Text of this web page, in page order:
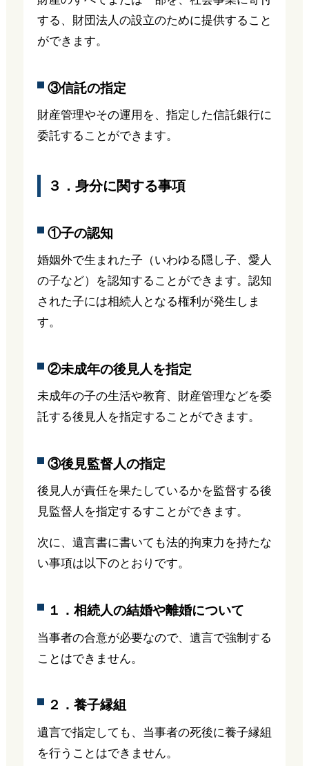
する、財団法人の設立のために提供すること
ができます。
③信託の指定
財産管理やその運用を、指定した信託銀行に
委託することができます。
３．身分に関する事項
①子の認知
婚姻外で生まれた子（いわゆる隠し子、愛人
の子など）を認知することができます。認知
された子には相続人となる権利が発生しま
す。
②未成年の後見人を指定
未成年の子の生活や教育、財産管理などを委
託する後見人を指定することができます。
③後見監督人の指定
後見人が責任を果たしているかを監督する後
見監督人を指定するすことができます。
次に、遺言書に書いても法的拘束力を持たな
い事項は以下のとおりです。
１．相続人の結婚や離婚について
当事者の合意が必要なので、遺言で強制する
ことはできません。
２．養子縁組
遺言で指定しても、当事者の死後に養子縁組
を行うことはできません。